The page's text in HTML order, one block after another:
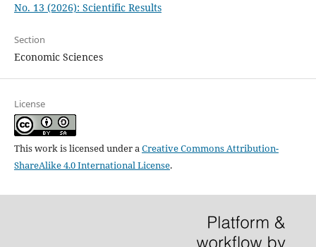
No. 13 (2026): Scientific Results
Section
Economic Sciences
License
This work is licensed under aCreative Commons Attribution-
ShareAlike 4.0 International License.